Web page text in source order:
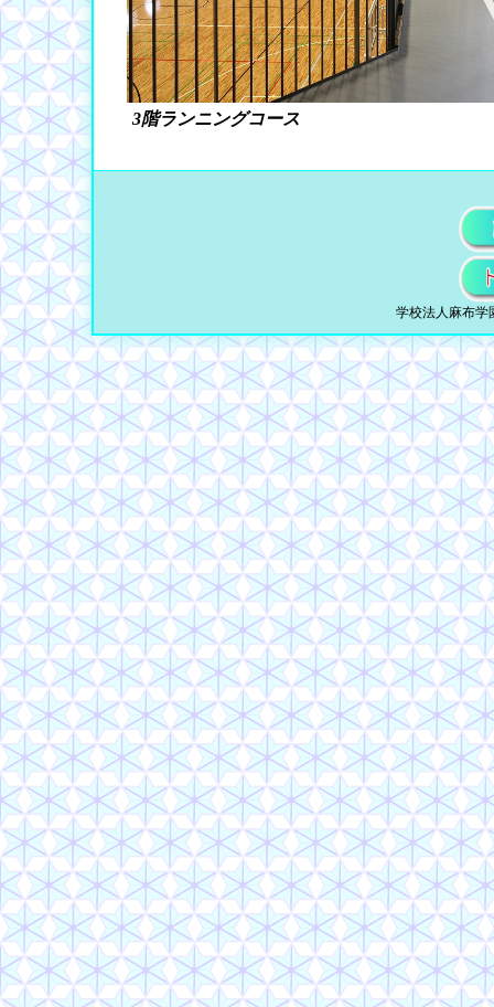
3階ランニングコース
学校法人麻布学